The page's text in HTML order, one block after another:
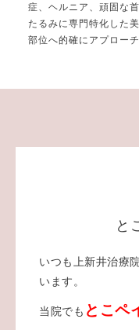
症、ヘルニア、頑固な
たるみに専門特化した
部位へ的確にアプロー
と
いつも上新井治療
います。
当院でも とこペ